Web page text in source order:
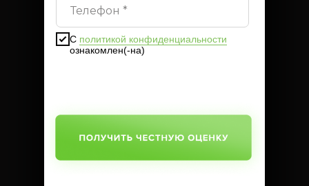
С политикой конфиденциальности
ознакомлен(-на)